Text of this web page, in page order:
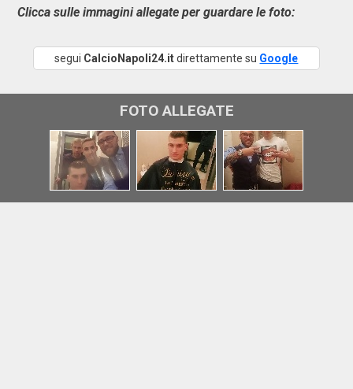
Clicca sulle immagini allegate per guardare le foto:
segui CalcioNapoli24.itdirettamente su Google
FOTO ALLEGATE